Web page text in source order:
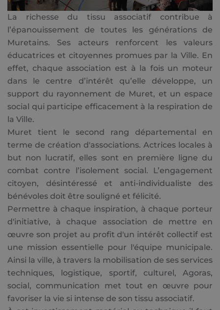
La richesse du tissu associatif contribue à
l’épanouissement de toutes les générations de
Muretains. Ses acteurs renforcent les valeurs
éducatrices et citoyennes promues par la Ville. En
effet, chaque association est à la fois un moteur
dans le centre d’intérêt qu’elle développe, un
support du rayonnement de Muret, et un espace
social qui participe efficacement à la respiration de
la Ville.
Muret tient le second rang départemental en
terme de création d'associations. Actrices locales à
but non lucratif, elles sont en première ligne du
combat contre l’isolement social. L’engagement
citoyen, désintéressé et anti-individualiste des
bénévoles doit être souligné et félicité.
Permettre à chaque inspiration, à chaque porteur
d'initiative, à chaque association de mettre en
œuvre son projet au profit d'un intérêt collectif est
une mission essentielle pour l'équipe municipale.
Ainsi la ville, à travers la mobilisation de ses services
techniques, logistique, sportif, culturel, Agoras,
social, communication met tout en œuvre pour
favoriser la vie si intense de son tissu associatif.